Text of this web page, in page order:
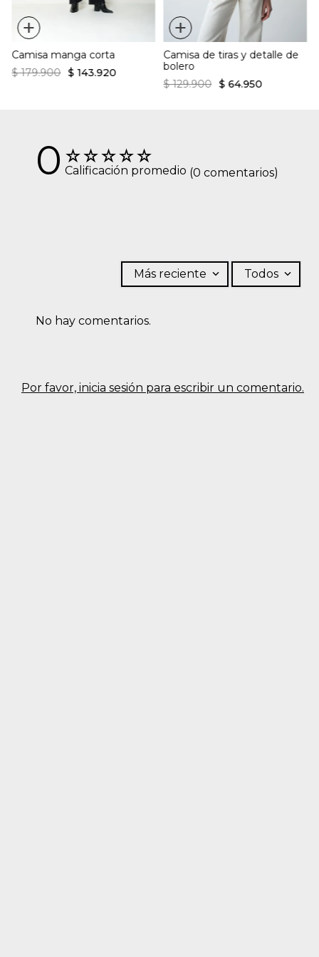
+
Camisa manga corta
$ 179.900 $ 143.920
+
Camisa de tiras y detalle de
bolero
$ 129.900 $ 64.950
☆☆☆☆☆
0 Calificación promedio (0 comentarios)
Por favor, inicia sesión para escribir un comentario.
Más reciente Todos
No hay comentarios.